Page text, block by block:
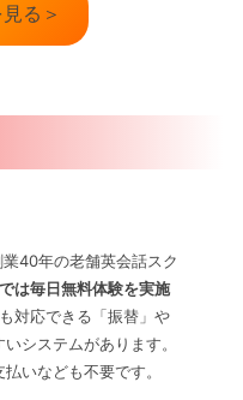
る＞
40年の老舗英会話スク
は毎日無料体験を実施
対応できる「振替」や
システムがあります。
いなども不要です。